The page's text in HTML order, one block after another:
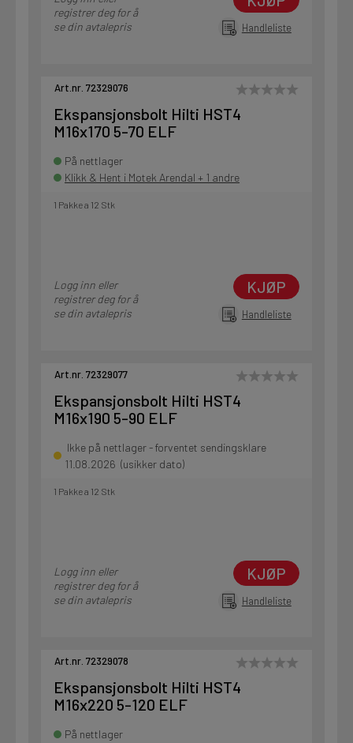
registrer deg for å
se din avtalepris
Handleliste
Art.nr. 72329076
Ekspansjonsbolt Hilti HST4
M16x170 5-70 ELF
På nettlager
Klikk & Hent i Motek Arendal + 1 andre
1 Pakke a 12 Stk
Logg inn eller
registrer deg for å
se din avtalepris
KJØP
Handleliste
Art.nr. 72329077
Ekspansjonsbolt Hilti HST4
M16x190 5-90 ELF
Ikke på nettlager - forventet sendingsklare
11.08.2026 (usikker dato)
1 Pakke a 12 Stk
Logg inn eller
registrer deg for å
se din avtalepris
KJØP
Handleliste
Art.nr. 72329078
Ekspansjonsbolt Hilti HST4
M16x220 5-120 ELF
På nettlager